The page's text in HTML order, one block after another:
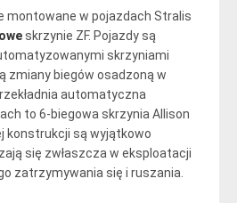
montowane w pojazdach Stralis
skrzynie ZF. Pojazdy są
skrzyniami
zmiany biegów osadzoną w
automatyczna
to 6-biegowa skrzynia Allison
konstrukcji są wyjątkowo
się zwłaszcza w eksploatacji
zatrzymywania się i ruszania.